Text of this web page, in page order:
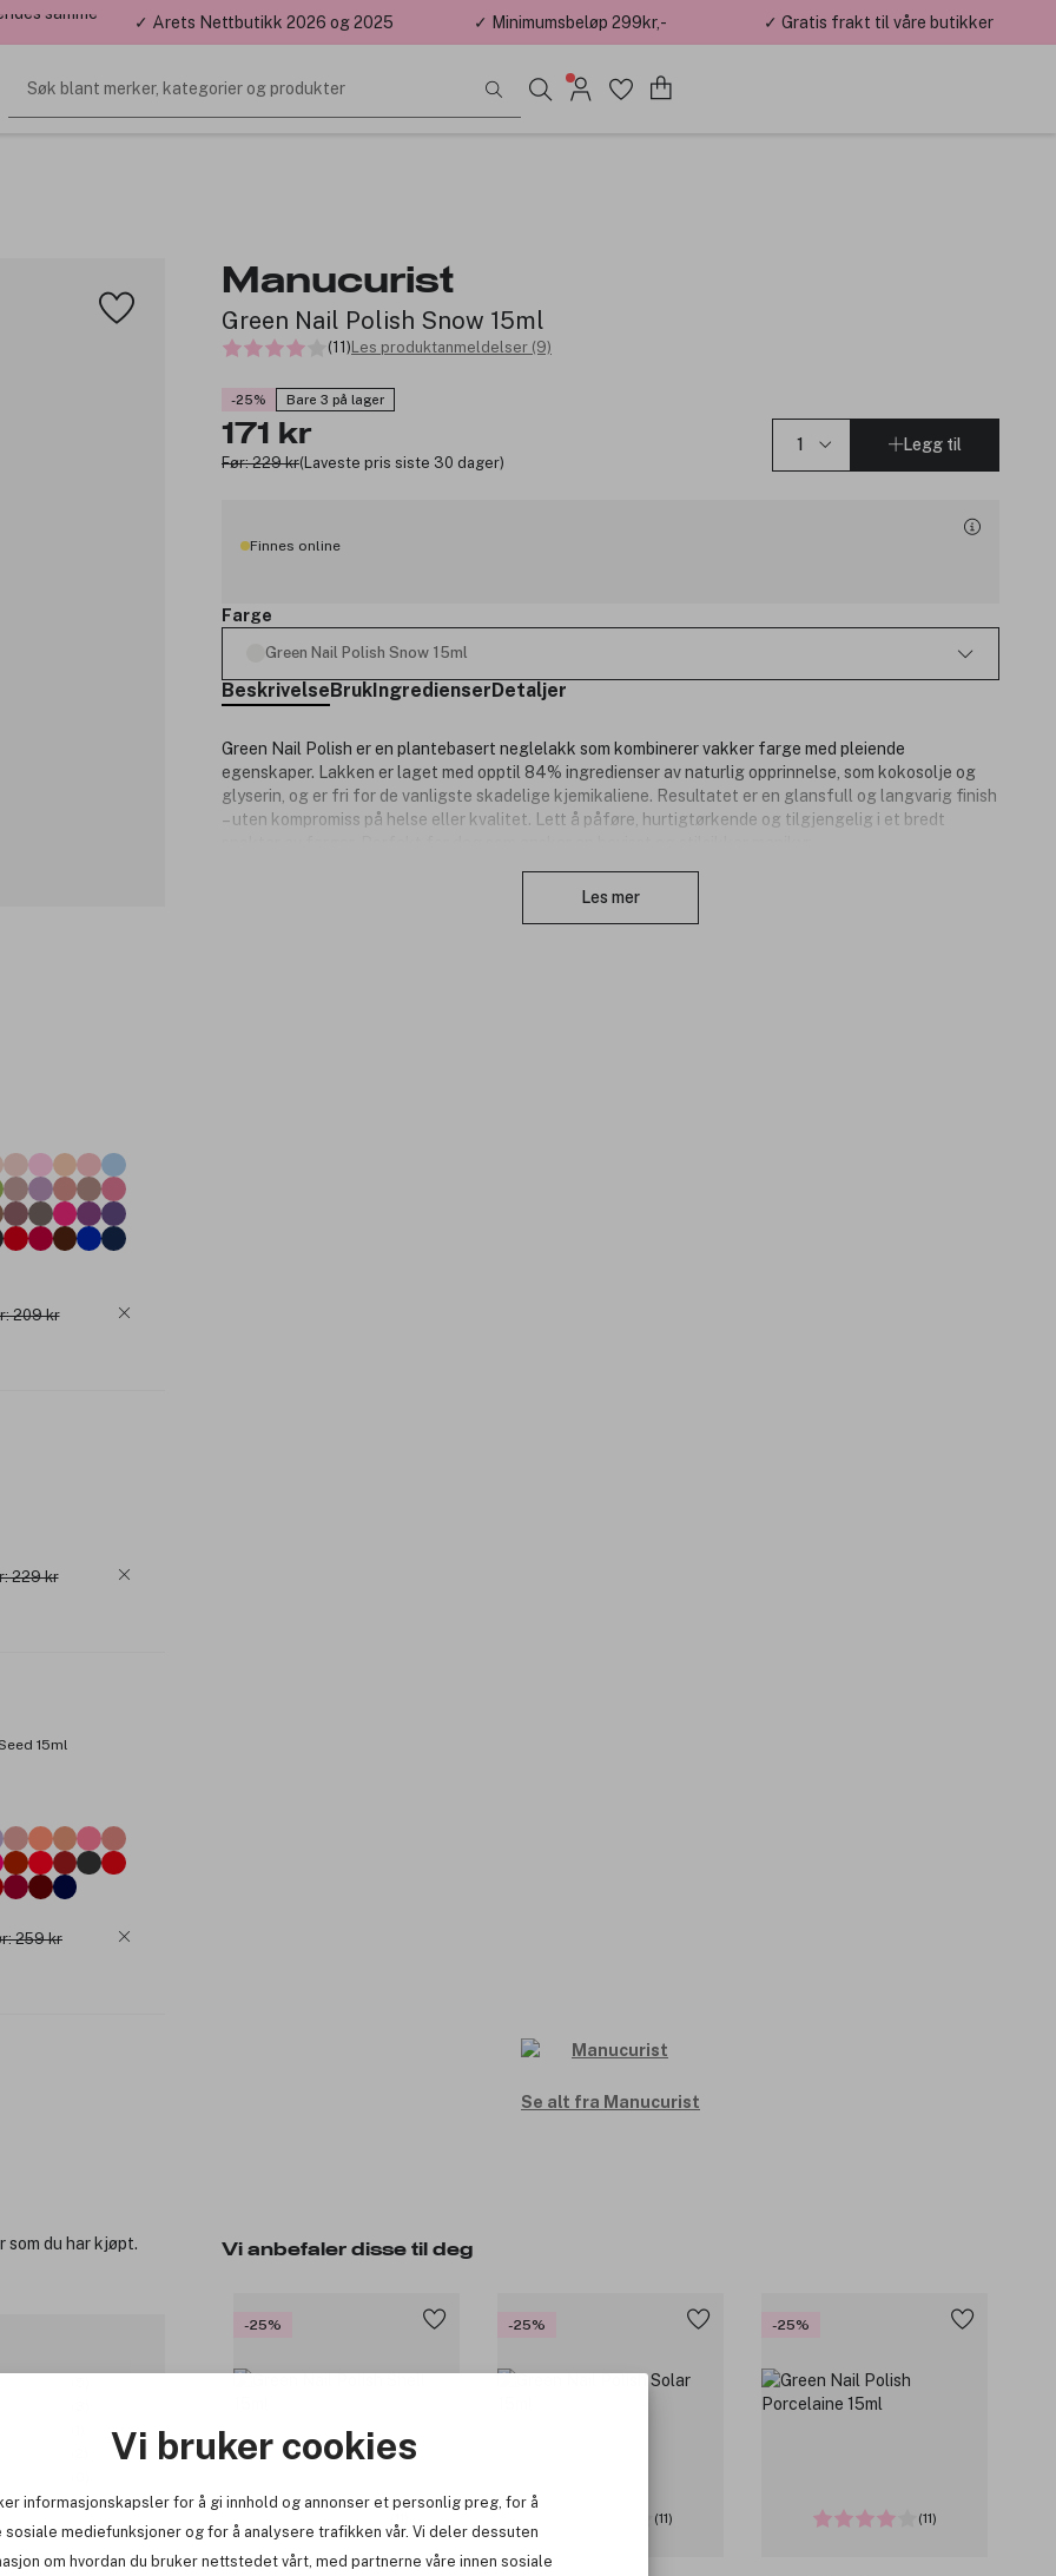
Vi bruker cookies
informasjonskapsler for å gi innhold og annonser et personlig preg, for å
sosiale mediefunksjoner og for å analysere trafikken vår. Vi deler dessuten
om hvordan du bruker nettstedet vårt, med partnerne våre innen sosiale
samme
✓ Årets Nettbutikk 2026 og 2025 ✓ Minimumsbeløp 299kr,- ✓ Gratis frakt til våre butikker
Søk blant merker, kategorier og produkter
Manucurist
Green Nail Polish Snow 15ml
(11) Les produktanmeldelser (9)
-25% Bare 3 på lager
171 kr
Før: 229 kr(Laveste pris siste 30 dager)
Legg til
Finnes online
Farge
Green Nail Polish Snow 15ml
BeskrivelseBrukIngredienserDetaljer
Green Nail Polish er en plantebasert neglelakk som kombinerer vakker farge med pleiende
egenskaper. Lakken er laget med opptil 84% ingredienser av naturlig opprinnelse, som kokosolje og
glyserin, og er fri for de vanligste skadelige kjemikaliene. Resultatet er en glansfull og langvarig finish
– uten kompromiss på helse eller kvalitet. Lett å påføre, hurtigtørkende og tilgjengelig i et bredt
Les mer
209 kr
229 kr
15ml
259 kr
Se alt fra Manucurist
Vi anbefaler disse til deg
-25% -25%
(11)
-25%
(11)
du har kjøpt.